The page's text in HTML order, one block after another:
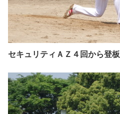
セキュリティＡＺ４回から登板